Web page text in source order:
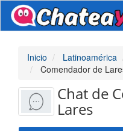
Inicio Latinoamérica
Comendador de
Chat de
Lares